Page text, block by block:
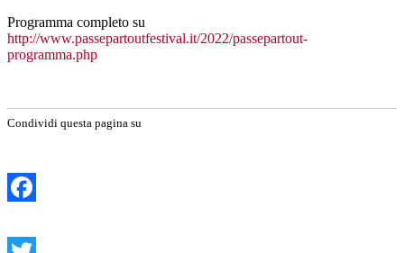
Programma completo su
http://www.passepartoutfestival.it/2022/passepartout-
programma.php
Condividi questa pagina su